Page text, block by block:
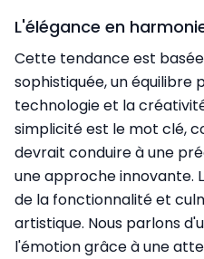
L'élégance en
Cette tendance est
sophistiquée, un équilibre
technologie et la
simplicité est le mot clé,
devrait conduire à une
une approche innovante.
de la fonctionnalité et
artistique. Nous parlons
l'émotion grâce à une